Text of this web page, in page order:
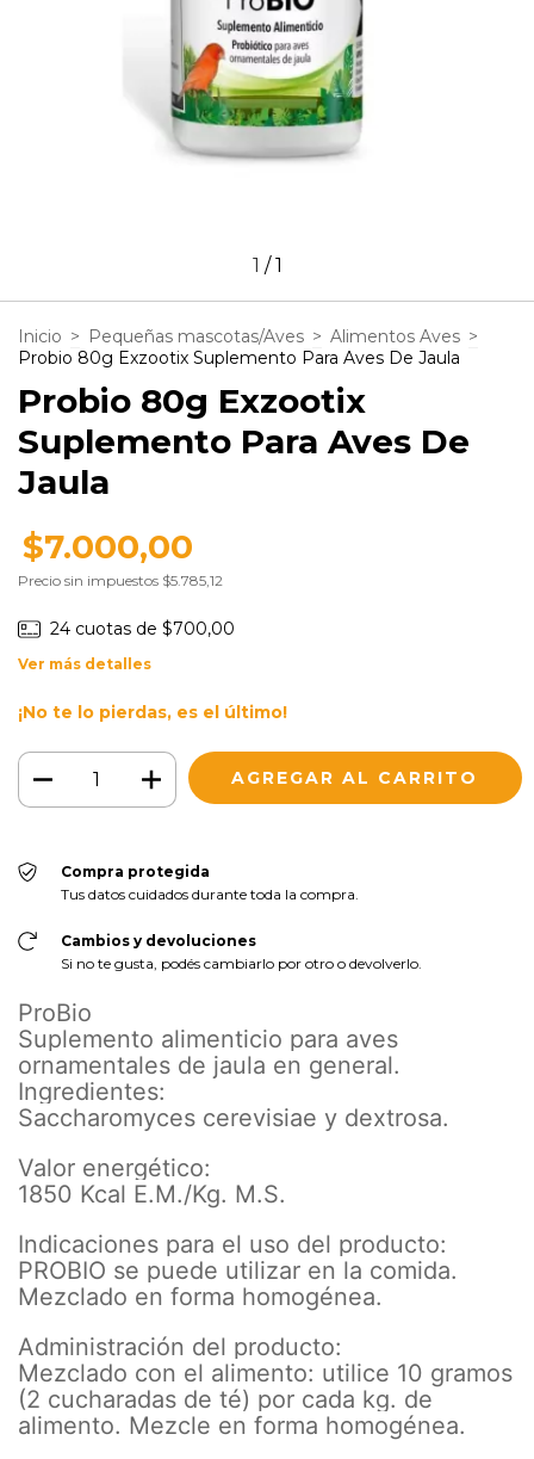
1 /1
Inicio > Pequeñas mascotas/Aves > Alimentos Aves >
Probio 80g Exzootix Suplemento Para Aves De Jaula
Probio 80g Exzootix
Suplemento Para Aves De
Jaula
$7.000,00
Precio sin impuestos $5.785,12
24 cuotas de $700,00
Ver más detalles
¡No te lo pierdas, es el último!
Compra protegida
Tus datos cuidados durante toda la compra.
Cambios y devoluciones
Si no te gusta, podés cambiarlo por otro o devolverlo.
ProBio
Suplemento alimenticio para aves
ornamentales de jaula en general.
Ingredientes:
Saccharomyces cerevisiae y dextrosa.
Valor energético:
1850 Kcal E.M./Kg. M.S.
Indicaciones para el uso del producto:
PROBIO se puede utilizar en la comida.
Mezclado en forma homogénea.
Administración del producto:
Mezclado con el alimento: utilice 10 gramos
(2 cucharadas de té) por cada kg. de
alimento. Mezcle en forma homogénea.